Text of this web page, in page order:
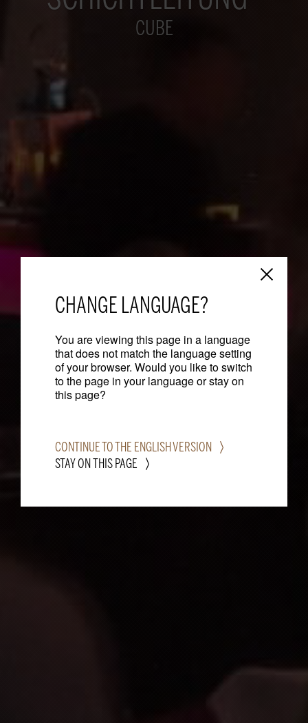
CUBE
CHANGE LANGUAGE?
You are viewing this page in a language
that does not match the language setting
of your browser. Would you like to switch
to the page in your language or stay on
this page?
CONTINUE TO THE ENGLISH VERSION
STAY ON THIS PAGE